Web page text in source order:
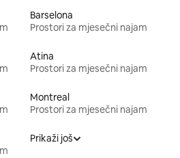
Barselona
Prostori za mjesečni najam
Atina
Prostori za mjesečni najam
Montreal
Prostori za mjesečni najam
Prikaži još